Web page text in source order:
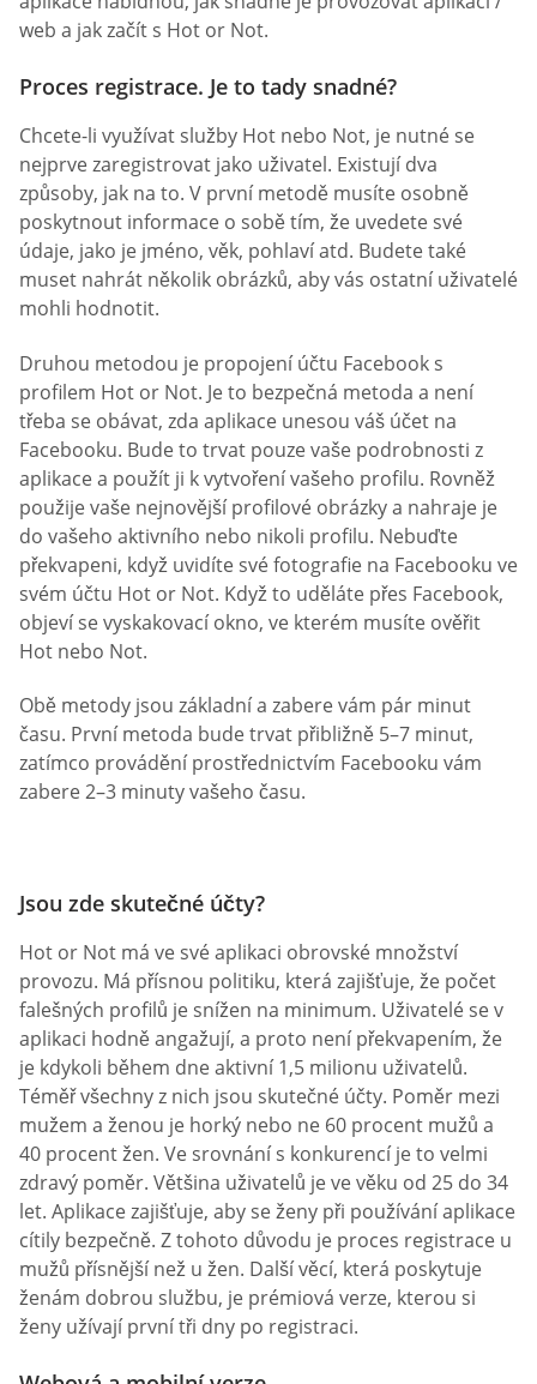
web a jak začít s Hot or Not.
Proces registrace. Je to tady snadné?
Chcete-li využívat služby Hot nebo Not, je nutné se
nejprve zaregistrovat jako uživatel. Existují dva
způsoby, jak na to. V první metodě musíte osobně
poskytnout informace o sobě tím, že uvedete své
údaje, jako je jméno, věk, pohlaví atd. Budete také
muset nahrát několik obrázků, aby vás ostatní uživatelé
mohli hodnotit.
Druhou metodou je propojení účtu Facebook s
profilem Hot or Not. Je to bezpečná metoda a není
třeba se obávat, zda aplikace unesou váš účet na
Facebooku. Bude to trvat pouze vaše podrobnosti z
aplikace a použít ji k vytvoření vašeho profilu. Rovněž
použije vaše nejnovější profilové obrázky a nahraje je
do vašeho aktivního nebo nikoli profilu. Nebuďte
překvapeni, když uvidíte své fotografie na Facebooku ve
svém účtu Hot or Not. Když to uděláte přes Facebook,
objeví se vyskakovací okno, ve kterém musíte ověřit
Hot nebo Not.
Obě metody jsou základní a zabere vám pár minut
času. První metoda bude trvat přibližně 5–7 minut,
zatímco provádění prostřednictvím Facebooku vám
zabere 2–3 minuty vašeho času.
Jsou zde skutečné účty?
Hot or Not má ve své aplikaci obrovské množství
provozu. Má přísnou politiku, která zajišťuje, že počet
falešných profilů je snížen na minimum. Uživatelé se v
aplikaci hodně angažují, a proto není překvapením, že
je kdykoli během dne aktivní 1,5 milionu uživatelů.
Téměř všechny z nich jsou skutečné účty. Poměr mezi
mužem a ženou je horký nebo ne 60 procent mužů a
40 procent žen. Ve srovnání s konkurencí je to velmi
zdravý poměr. Většina uživatelů je ve věku od 25 do 34
let. Aplikace zajišťuje, aby se ženy při používání aplikace
cítily bezpečně. Z tohoto důvodu je proces registrace u
mužů přísnější než u žen. Další věcí, která poskytuje
ženám dobrou službu, je prémiová verze, kterou si
ženy užívají první tři dny po registraci.